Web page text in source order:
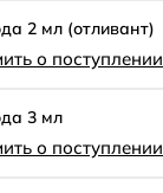
2 мл (отливант)
о поступлении
3 мл
о поступлении